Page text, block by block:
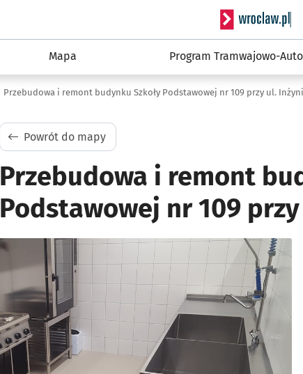
Serwis
Mapa Program Tramwajowo-
Powrót do mapy
Przebudowa i remont
Podstawowej nr 109